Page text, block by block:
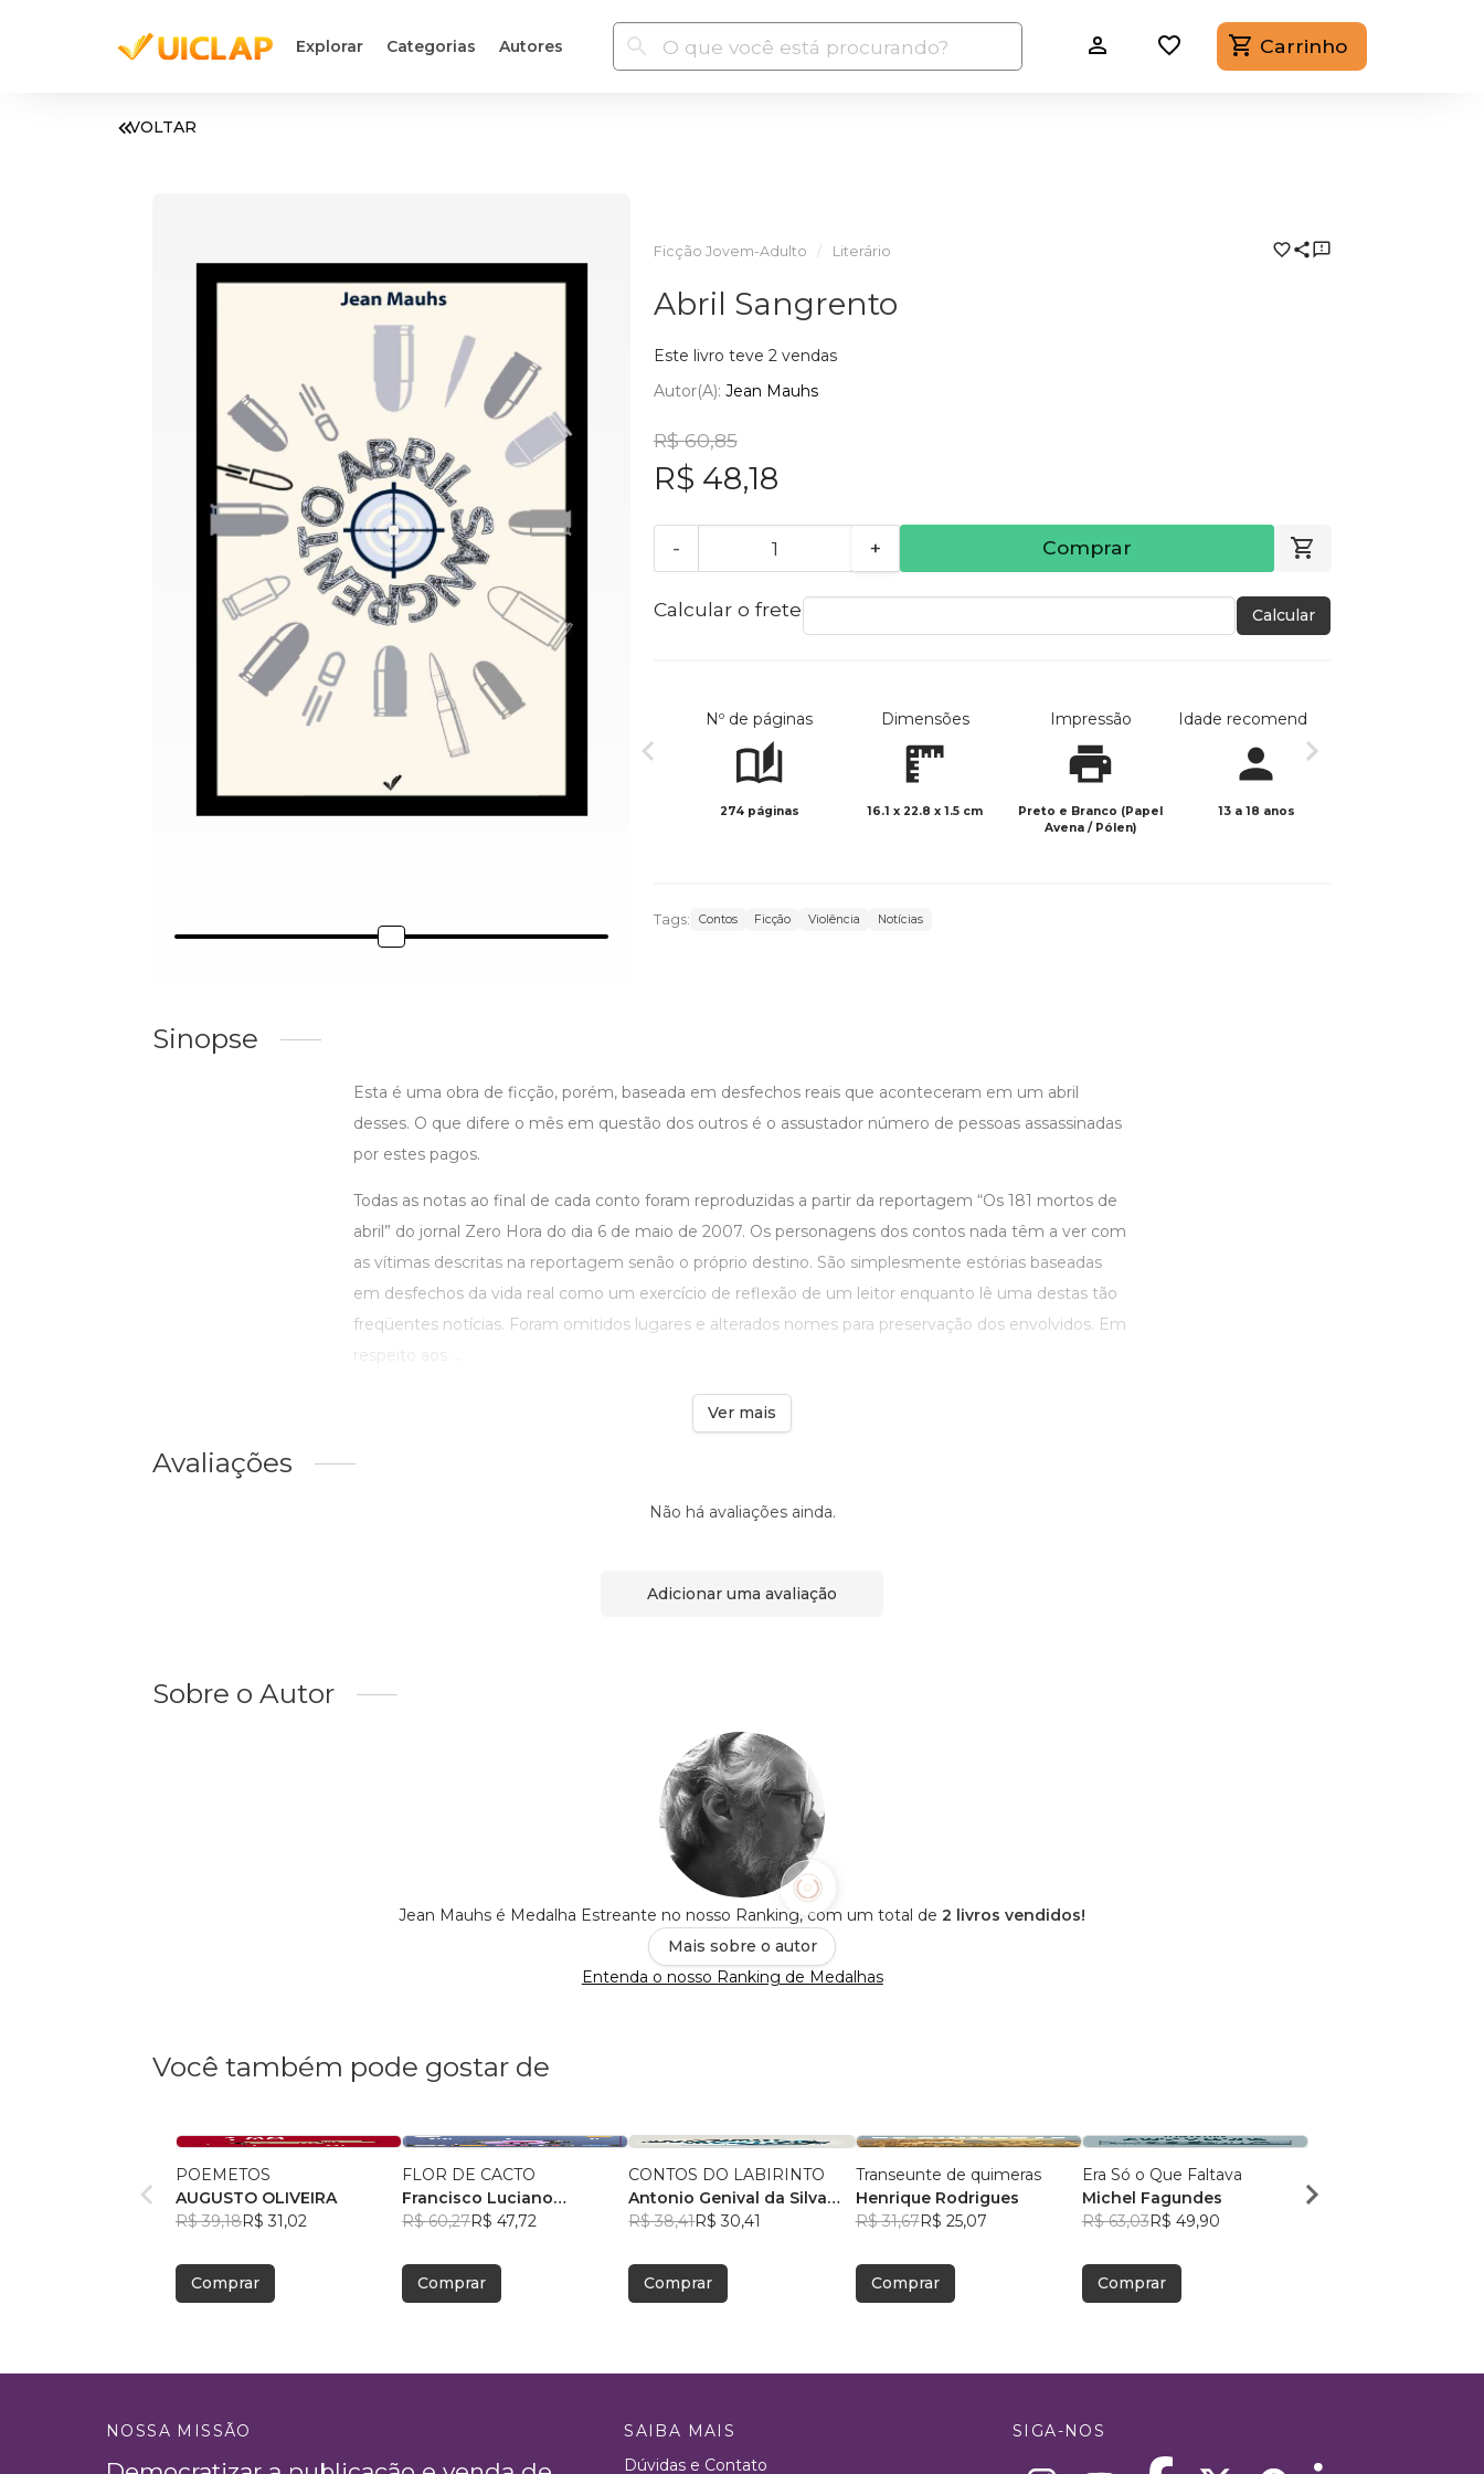
Explorar Categorias Autores Carrinho
VOLTAR
Ficção Jovem-Adulto Literário
Abril Sangrento
Este livro teve 2 vendas
Autor(a): Jean Mauhs
R$ 60,85
R$ 48,18
- + Comprar
Calcular o frete Calcular
Nº de páginas
274 páginas
Dimensões
16.1 x 22.8 x 1.5 cm
Impressão
Preto e Branco (Papel
Avena / Pólen)
Idade recomendada
13 a 18 anos
Tags: Contos Ficção Violência Notícias
Sinopse
Esta é uma obra de ficção, porém, baseada em desfechos reais que aconteceram em um abril
desses. O que difere o mês em questão dos outros é o assustador número de pessoas assassinadas
por estes pagos.
Todas as notas ao final de cada conto foram reproduzidas a partir da reportagem “Os 181 mortos de
abril” do jornal Zero Hora do dia 6 de maio de 2007. Os personagens dos contos nada têm a ver com
as vítimas descritas na reportagem senão o próprio destino. São simplesmente estórias baseadas
em desfechos da vida real como um exercício de reflexão de um leitor enquanto lê uma destas tão
freqüentes notícias. Foram omitidos lugares e alterados nomes para preservação dos envolvidos. Em
respeito aos ...
Ver mais
Avaliações
Não há avaliações ainda.
Adicionar uma avaliação
Sobre o Autor
Jean Mauhs é Medalha Estreante no nosso Ranking, com um total de 2 livros vendidos!
Mais sobre o autor
Entenda o nosso Ranking de Medalhas
Você também pode gostar de
POEMETOS
AUGUSTO OLIVEIRA
R$ 39,18R$ 31,02
Comprar
FLOR DE CACTO
Francisco Luciano
Gonçalves Moreira
R$ 60,27R$ 47,72
Comprar
CONTOS DO LABIRINTO
Antonio Genival da Silva
Filho
R$ 38,41R$ 30,41
Comprar
Transeunte de quimeras
Henrique Rodrigues
R$ 31,67R$ 25,07
Comprar
Era Só o Que Faltava
Michel Fagundes
R$ 63,03R$ 49,90
Comprar
Jessica Macan
NOSSA MISSÃO
SAIBA MAIS
Dúvidas e Contato
SIGA-NOS